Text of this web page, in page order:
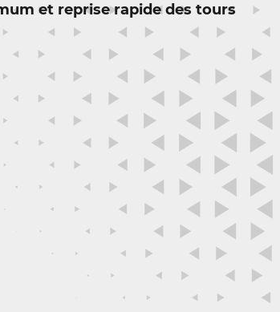
et reprise rapide des tours